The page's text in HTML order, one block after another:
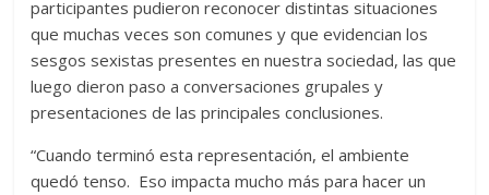
participantes pudieron reconocer distintas situaciones
que muchas veces son comunes y que evidencian los
sesgos sexistas presentes en nuestra sociedad, las que
luego dieron paso a conversaciones grupales y
presentaciones de las principales conclusiones.
“Cuando terminó esta representación, el ambiente
quedó tenso. Eso impacta mucho más para hacer un